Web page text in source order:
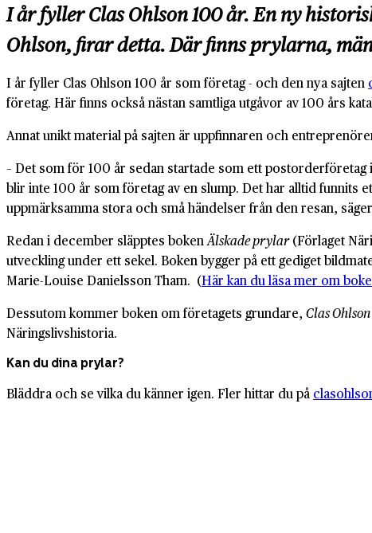
I år fyller Clas Ohlson 100 år. En ny
Ohlson, firar detta. Där finns prylarna,
I år fyller Clas Ohlson 100 år som företag - och den nya sajten
företag. Här finns också nästan samtliga utgåvor av 100 års
Annat unikt material på sajten är uppfinnaren och
– Det som för 100 år sedan startade som ett
blir inte 100 år som företag av en slump. Det har alltid funnits
uppmärksamma stora och små händelser från den resan, säger
Redan i december släpptes bokenÄlskade prylar(Förlaget
utveckling under ett sekel. Boken bygger på ett gediget
Marie-Louise Danielsson Tham. (Här kan du läsa mer om
Dessutom kommer boken om företagets grundare, Clas Ohlson
Näringslivshistoria.
Kan du dina prylar?
Bläddra och se vilka du känner igen. Fler hittar du på